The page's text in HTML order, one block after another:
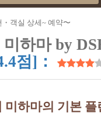
・객실 상세~ 예약〜
하마 by
점]：
미하마의 기본